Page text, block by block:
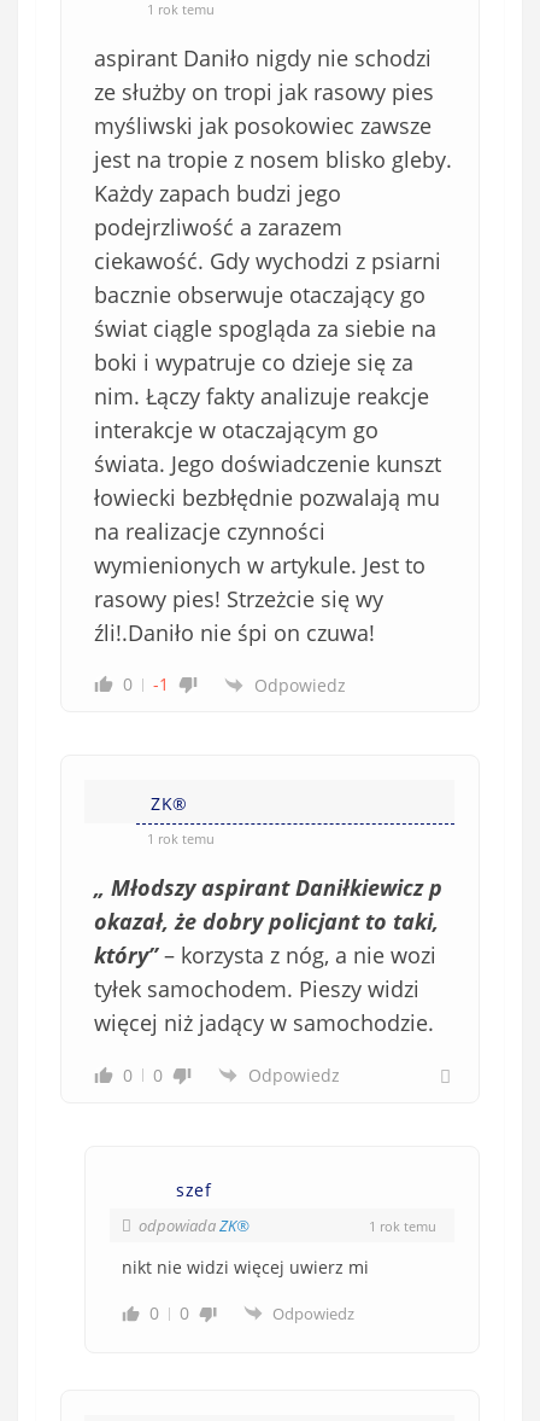
1 rok temu
aspirant Daniło nigdy nie schodzi
ze służby on tropi jak rasowy pies
myśliwski jak posokowiec zawsze
jest na tropie z nosem blisko gleby.
Każdy zapach budzi jego
podejrzliwość a zarazem
ciekawość. Gdy wychodzi z psiarni
bacznie obserwuje otaczający go
świat ciągle spogląda za siebie na
boki i wypatruje co dzieje się za
nim. Łączy fakty analizuje reakcje
interakcje w otaczającym go
świata. Jego doświadczenie kunszt
łowiecki bezbłędnie pozwalają mu
na realizacje czynności
wymienionych w artykule. Jest to
rasowy pies! Strzeżcie się wy
źli!.Daniło nie śpi on czuwa!
0 -1 Odpowiedz
ZK®️
1 rok temu
„ Młodszy aspirant Daniłkiewicz p
okazał, że dobry policjant to taki,
który”– korzysta z nóg, a nie wozi
tyłek samochodem. Pieszy widzi
więcej niż jadący w samochodzie.
0 0 Odpowiedz
szef
odpowiadaZK®️ 1 rok temu
nikt nie widzi więcej uwierz mi
0
0 Odpowiedz